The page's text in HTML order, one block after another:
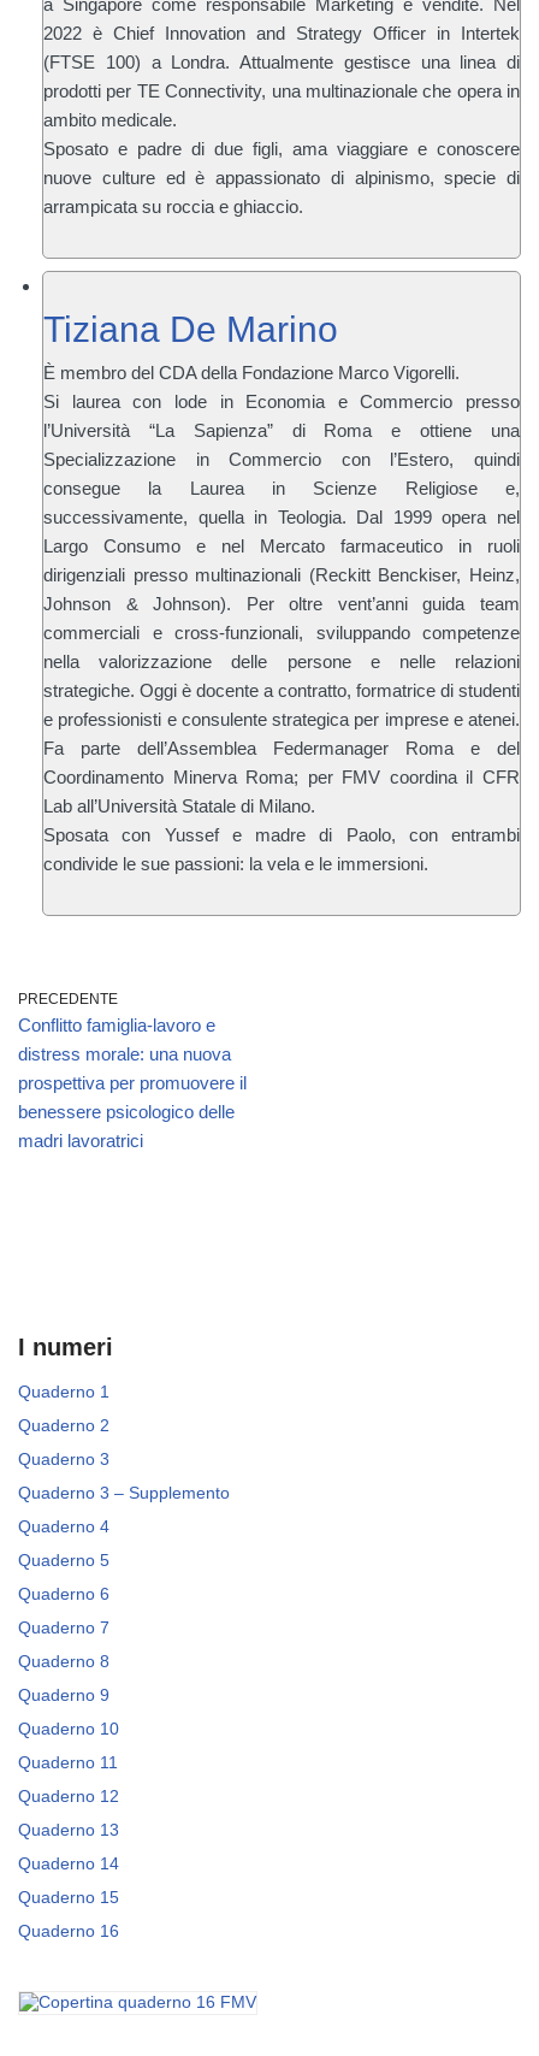
a Singapore come responsabile Marketing e vendite. Nel
2022 è Chief Innovation and Strategy Officer in Intertek
(FTSE 100) a Londra. Attualmente gestisce una linea di
prodotti per TE Connectivity, una multinazionale che opera in
ambito medicale.
Sposato e padre di due figli, ama viaggiare e conoscere
nuove culture ed è appassionato di alpinismo, specie di
arrampicata su roccia e ghiaccio.
Tiziana De Marino
È membro del CDA della Fondazione Marco Vigorelli.
Si laurea con lode in Economia e Commercio presso
l’Università “La Sapienza” di Roma e ottiene una
Specializzazione in Commercio con l’Estero, quindi
consegue la Laurea in Scienze Religiose e,
successivamente, quella in Teologia. Dal 1999 opera nel
Largo Consumo e nel Mercato farmaceutico in ruoli
dirigenziali presso multinazionali (Reckitt Benckiser, Heinz,
Johnson & Johnson). Per oltre vent’anni guida team
commerciali e cross-funzionali, sviluppando competenze
nella valorizzazione delle persone e nelle relazioni
strategiche. Oggi è docente a contratto, formatrice di studenti
e professionisti e consulente strategica per imprese e atenei.
Fa parte dell’Assemblea Federmanager Roma e del
Coordinamento Minerva Roma; per FMV coordina il CFR
Lab all’Università Statale di Milano.
Sposata con Yussef e madre di Paolo, con entrambi
condivide le sue passioni: la vela e le immersioni.
PRECEDENTE
Conflitto famiglia-lavoro e
distress morale: una nuova
prospettiva per promuovere il
benessere psicologico delle
madri lavoratrici
I numeri
Quaderno 1
Quaderno 2
Quaderno 3
Quaderno 3 – Supplemento
Quaderno 4
Quaderno 5
Quaderno 6
Quaderno 7
Quaderno 8
Quaderno 9
Quaderno 10
Quaderno 11
Quaderno 12
Quaderno 13
Quaderno 14
Quaderno 15
Quaderno 16